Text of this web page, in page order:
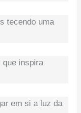
tecendo uma
que inspira
em si a luz da